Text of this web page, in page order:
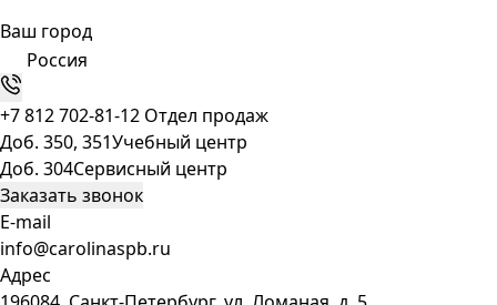
Ваш город
Россия
+7 812 702-81-12 Отдел продаж
Доб. 350, 351Учебный центр
Доб. 304Сервисный центр
Заказать звонок
E-mail
info@carolinaspb.ru
Адрес